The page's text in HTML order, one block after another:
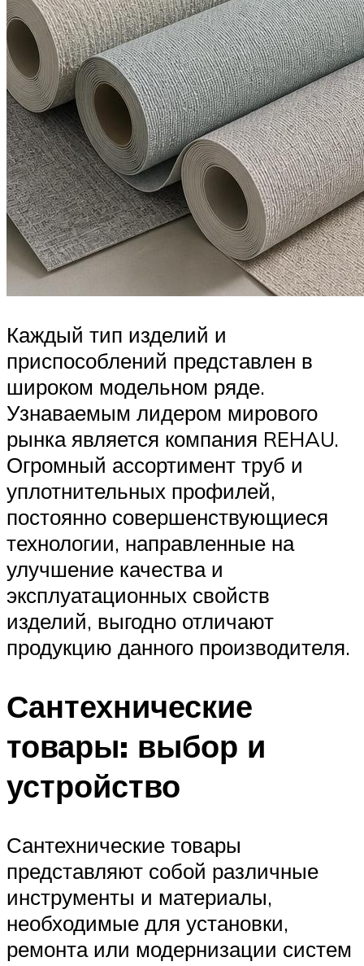
Каждый тип изделий и
приспособлений представлен в
широком модельном ряде.
Узнаваемым лидером мирового
рынка является компания REHAU.
Огромный ассортимент труб и
уплотнительных профилей,
постоянно совершенствующиеся
технологии, направленные на
улучшение качества и
эксплуатационных свойств
изделий, выгодно отличают
продукцию данного производителя.
Сантехнические
товары: выбор и
устройство
Сантехнические товары
представляют собой различные
инструменты и материалы,
необходимые для установки,
ремонта или модернизации систем